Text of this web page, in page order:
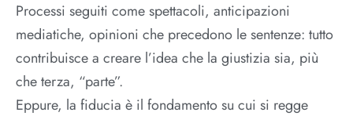
Processi seguiti come spettacoli, anticipazioni
mediatiche, opinioni che precedono le sentenze: tutto
contribuisce a creare l’idea che la giustizia sia, più
che terza, “parte”.
Eppure, la fiducia è il fondamento su cui si regge